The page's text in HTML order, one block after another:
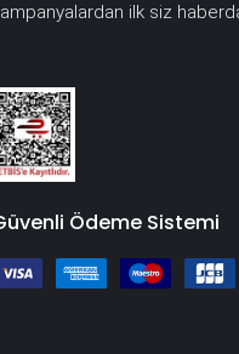
ilk siz
Ödeme Sistemi